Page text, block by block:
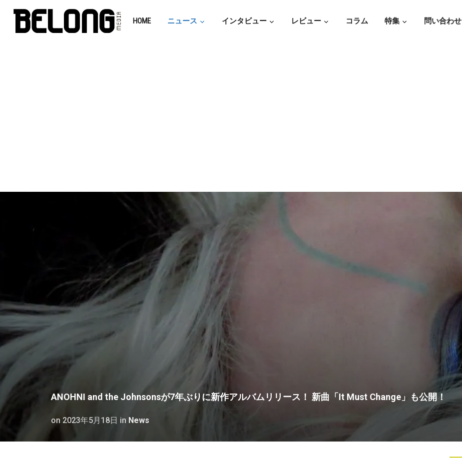
HOME ニュース インタビュー レビュー コラム 特集 問い合わせ
ANOHNI and the Johnsonsが7年ぶりに新作アルバムリリース！ 新曲「It Must Change」も公開！
on 2023年5月18日 in News